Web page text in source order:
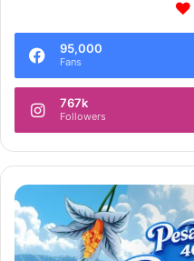
95,000
Fans
767k
Followers